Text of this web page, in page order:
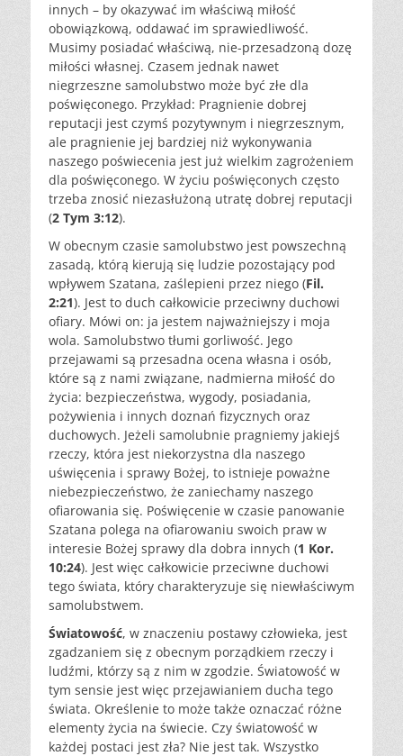
innych – by okazywać im właściwą miłość
obowiązkową, oddawać im sprawiedliwość.
Musimy posiadać właściwą, nie-przesadzoną dozę
miłości własnej. Czasem jednak nawet
niegrzeszne samolubstwo może być złe dla
poświęconego. Przykład: Pragnienie dobrej
reputacji jest czymś pozytywnym i niegrzesznym,
ale pragnienie jej bardziej niż wykonywania
naszego poświecenia jest już wielkim zagrożeniem
dla poświęconego. W życiu poświęconych często
trzeba znosić niezasłużoną utratę dobrej reputacji
(2 Tym 3:12).
W obecnym czasie samolubstwo jest powszechną
zasadą, którą kierują się ludzie pozostający pod
wpływem Szatana, zaślepieni przez niego (Fil.
2:21). Jest to duch całkowicie przeciwny duchowi
ofiary. Mówi on: ja jestem najważniejszy i moja
wola. Samolubstwo tłumi gorliwość. Jego
przejawami są przesadna ocena własna i osób,
które są z nami związane, nadmierna miłość do
życia: bezpieczeństwa, wygody, posiadania,
pożywienia i innych doznań fizycznych oraz
duchowych. Jeżeli samolubnie pragniemy jakiejś
rzeczy, która jest niekorzystna dla naszego
uświęcenia i sprawy Bożej, to istnieje poważne
niebezpieczeństwo, że zaniechamy naszego
ofiarowania się. Poświęcenie w czasie panowanie
Szatana polega na ofiarowaniu swoich praw w
interesie Bożej sprawy dla dobra innych (1 Kor.
10:24). Jest więc całkowicie przeciwne duchowi
tego świata, który charakteryzuje się niewłaściwym
samolubstwem.
Światowość, w znaczeniu postawy człowieka, jest
zgadzaniem się z obecnym porządkiem rzeczy i
ludźmi, którzy są z nim w zgodzie. Światowość w
tym sensie jest więc przejawianiem ducha tego
świata. Określenie to może także oznaczać różne
elementy życia na świecie. Czy światowość w
każdej postaci jest zła? Nie jest tak. Wszystko